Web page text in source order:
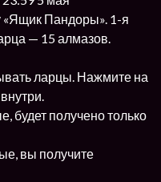
«Ящик Пандоры». 1-я
— 15 алмазов.
ларцы. Нажмите на
будет получено только
вы получите